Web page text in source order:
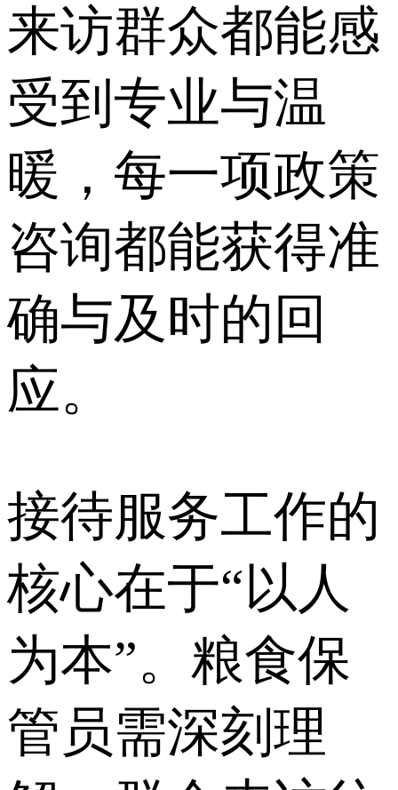
来访群众都能感
受到专业与温
暖，每一项政策
咨询都能获得准
确与及时的回
应。
接待服务工作的
核心在于“以人
为本”。粮食保
管员需深刻理